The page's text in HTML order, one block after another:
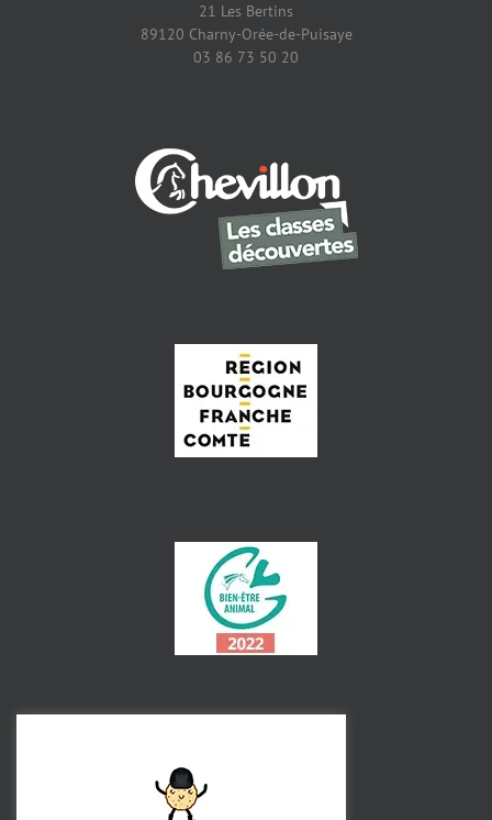
21 Les Bertins
89120 Charny-Orée-de-Puisaye
03 86 73 50 20